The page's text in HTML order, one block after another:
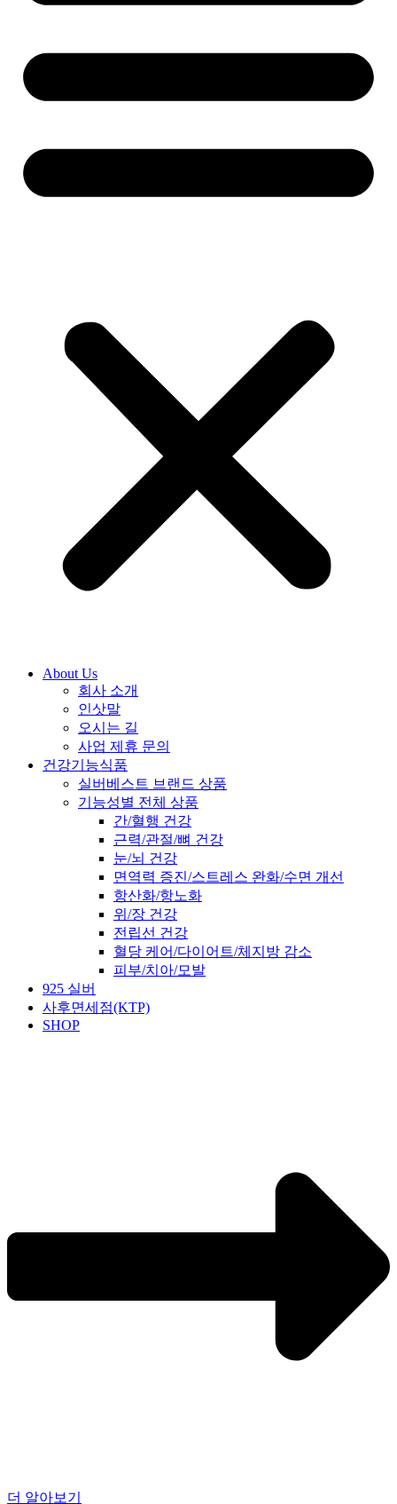
About Us
회사 소개
인삿말
오시는 길
사업 제휴 문의
건강기능식품
실버베스트 브랜드 상품
기능성별 전체 상품
간/혈행 건강
근력/관절/뼈 건강
눈/뇌 건강
면역력 증진/스트레스 완화/수면 개선
항산화/항노화
위/장 건강
전립선 건강
혈당 케어/다이어트/체지방 감소
피부/치아/모발
925 실버
사후면세점(KTP)
SHOP
더 알아보기